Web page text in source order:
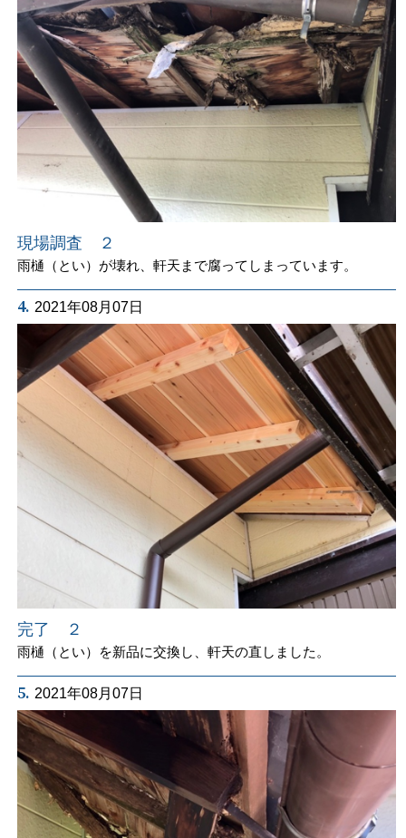
現場調査 ２
雨樋（とい）が壊れ、軒天まで腐ってしまっています。
4. 2021年08月07日
完了 ２
雨樋（とい）を新品に交換し、軒天の直しました。
5. 2021年08月07日